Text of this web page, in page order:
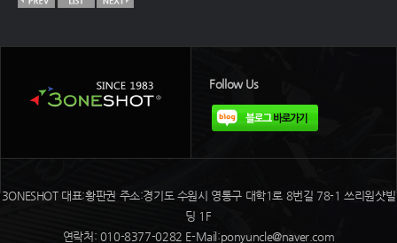
Follow Us
3ONESHOT 대표:황판권 주소:경기도 수원시 영통구 대학1로 8번길 78-1 쓰리원샷빌
딩 1F
연락처: 010-8377-0282 E-Mail:ponyuncle@naver.com